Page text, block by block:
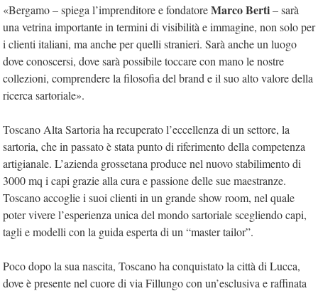
«Bergamo – spiega l’imprenditore e fondatoreMarco Berti– sarà
una vetrina importante in termini di visibilità e immagine, non solo per
i clienti italiani, ma anche per quelli stranieri. Sarà anche un luogo
dove conoscersi, dove sarà possibile toccare con mano le nostre
collezioni, comprendere la filosofia del brand e il suo alto valore della
ricerca sartoriale».
Toscano Alta Sartoria ha recuperato l’eccellenza di un settore, la
sartoria, che in passato è stata punto di riferimento della competenza
artigianale. L’azienda grossetana produce nel nuovo stabilimento di
3000 mq i capi grazie alla cura e passione delle sue maestranze.
Toscano accoglie i suoi clienti in un grande show room, nel quale
poter vivere l’esperienza unica del mondo sartoriale scegliendo capi,
tagli e modelli con la guida esperta di un “master tailor”.
Poco dopo la sua nascita, Toscano ha conquistato la città di Lucca,
dove è presente nel cuore di via Fillungo con un’esclusiva e raffinata